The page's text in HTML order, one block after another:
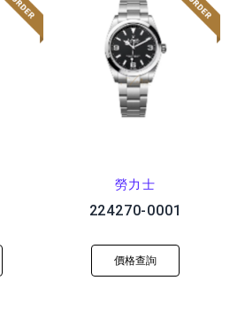
勞力士
224270-0001
價格查詢